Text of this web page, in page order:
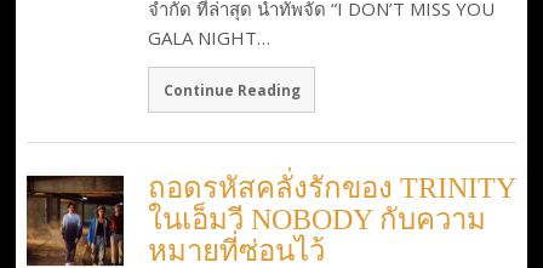
จำกัด ที่ล่าสุด นำทัพจัด “I DON’T MISS YOU
GALA NIGHT…
Continue Reading
ถอดรหัสคลั่งรักของ TRINITY
ในเอ็มวี NOBODY กับความ
หมายที่ซ่อนไว้